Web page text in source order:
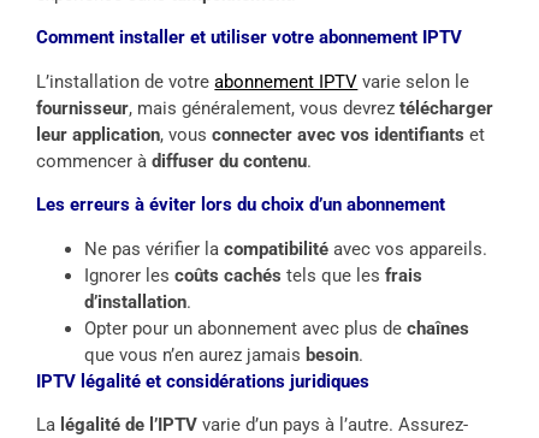
Comment installer et utiliser votre abonnement IPTV
L’installation de votreabonnement IPTV varie selon le
fournisseur, mais généralement, vous devreztélécharger
leur application, vousconnecter avec vos identifiants et
commencer àdiffuser du contenu.
Les erreurs à éviter lors du choix d’un abonnement
Ne pas vérifier lacompatibilité avec vos appareils.
Ignorer lescoûts cachés tels que lesfrais
d’installation.
Opter pour un abonnement avec plus dechaînes
que vous n’en aurez jamais besoin.
IPTV légalité et considérations juridiques
La légalité de l’IPTV varie d’un pays à l’autre. Assurez-